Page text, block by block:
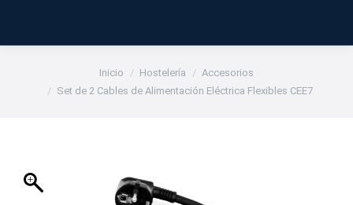
Inicio Hostelería
Accesorios
Set de 2 Cables de Alimentación Eléctrica Flexibles CEE7